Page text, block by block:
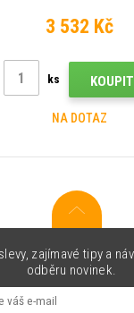
3 532 Kč
ks KOUPIT
NA DOTAZ
zajímavé tipy a
odběru novinek.